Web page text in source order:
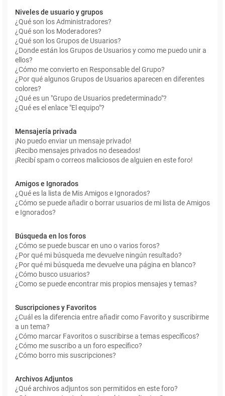
Niveles de usuario y grupos
¿Qué son los Administradores?
¿Qué son los Moderadores?
¿Qué son los Grupos de Usuarios?
¿Donde están los Grupos de Usuarios y como me puedo unir a
ellos?
¿Cómo me convierto en Responsable del Grupo?
¿Por qué algunos Grupos de Usuarios aparecen en diferentes
colores?
¿Qué es un "Grupo de Usuarios predeterminado"?
¿Qué es el enlace "El equipo"?
Mensajería privada
¡No puedo enviar un mensaje privado!
¡Recibo mensajes privados no deseados!
¡Recibí spam o correos maliciosos de alguien en este foro!
Amigos e Ignorados
¿Qué es la lista de Mis Amigos e Ignorados?
¿Cómo se puede añadir o borrar usuarios de mi lista de Amigos
e Ignorados?
Búsqueda en los foros
¿Cómo se puede buscar en uno o varios foros?
¿Por qué mi búsqueda me devuelve ningún resultado?
¿Por qué mi búsqueda me devuelve una página en blanco?
¿Cómo busco usuarios?
¿Como se puede encontrar mis propios mensajes y temas?
Suscripciones y Favoritos
¿Cuál es la diferencia entre añadir como Favorito y suscribirme
a un tema?
¿Cómo marcar Favoritos o suscribirse a temas específicos?
¿Cómo me suscribo a un foro específico?
¿Cómo borro mis suscripciones?
Archivos Adjuntos
¿Qué archivos adjuntos son permitidos en este foro?